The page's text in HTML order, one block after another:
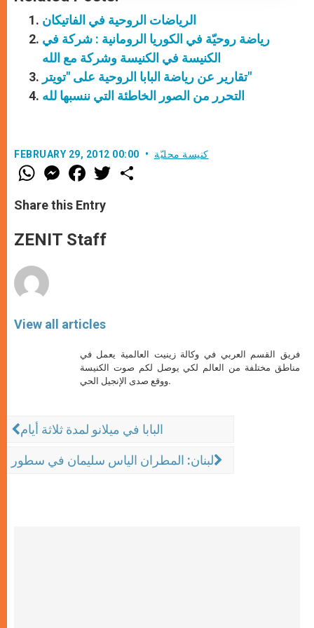
الرياضات الروحية في الفاتيكان
رياضة روحيّة في الكوريا الرومانية : شركة في
الكنيسة في الكنيسة وشركة مع الله
تقارير عن رياضة البابا الروحية على "تويتر"
التحرر من الصور الخاطئة التي ننسبها لله
FEBRUARY 29, 2012 00:00 كنيسة محليّة
W
h
t
s
p
p
M
e
s
e
g
e
F
a
e
b
o
k
w
Share this Entry
ZENIT Staff
View all articles
فريق القسم العربي في وكالة زينيت العالمية يعمل في
مناطق مختلفة من العالم لكي يوصل لكم صوت الكنيسة
ووقع صدى الإنجيل الحي.
البابا في ميلانو لمدة ثلاثة أيام
لبنان: المطران الياس سليمان في سطور